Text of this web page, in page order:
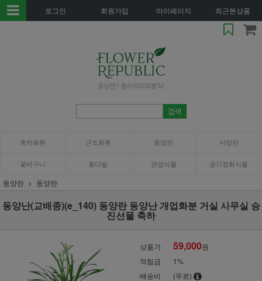
로그인 회원가입 마이페이지 최근본상품
축하화환 근조화환 동양란 서양란
꽃바구니 꽃다발 관엽식물 공기정화식물
동양란 동양란
동양난(교배종)(e_140) 동양란 동양난 개업화분 거실 사무실 승
진선물 축하
상품가 59,000원
적립금
1%
배송비
(무료)